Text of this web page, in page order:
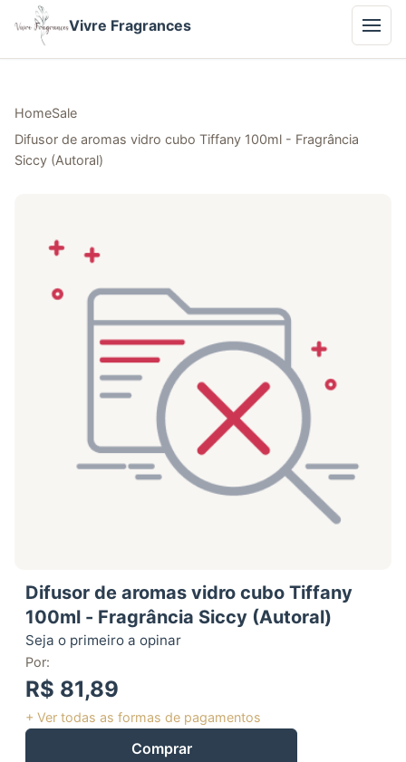
Vivre Fragrances
HomeSale
Difusor de aromas vidro cubo Tiffany 100ml - Fragrância
Siccy (Autoral)
Difusor de aromas vidro cubo Tiffany
100ml - Fragrância Siccy (Autoral)
Seja o primeiro a opinar
Por:
R$ 81,89
+ Ver todas as formas de pagamentos
Comprar